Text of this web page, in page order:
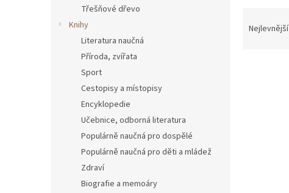
Třešňové dřevo
Knihy
Literatura naučná
Příroda, zvířata
Sport
Cestopisy a místopisy
Encyklopedie
Učebnice, odborná literatura
Populárně naučná pro dospělé
Populárně naučná pro děti a mládež
Zdraví
Biografie a memoáry
Nejlevnější